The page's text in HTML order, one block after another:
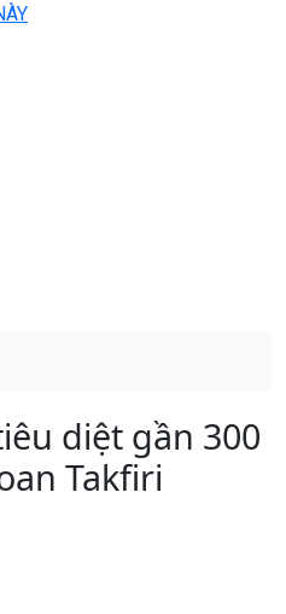
diệt gần 300
Takfiri